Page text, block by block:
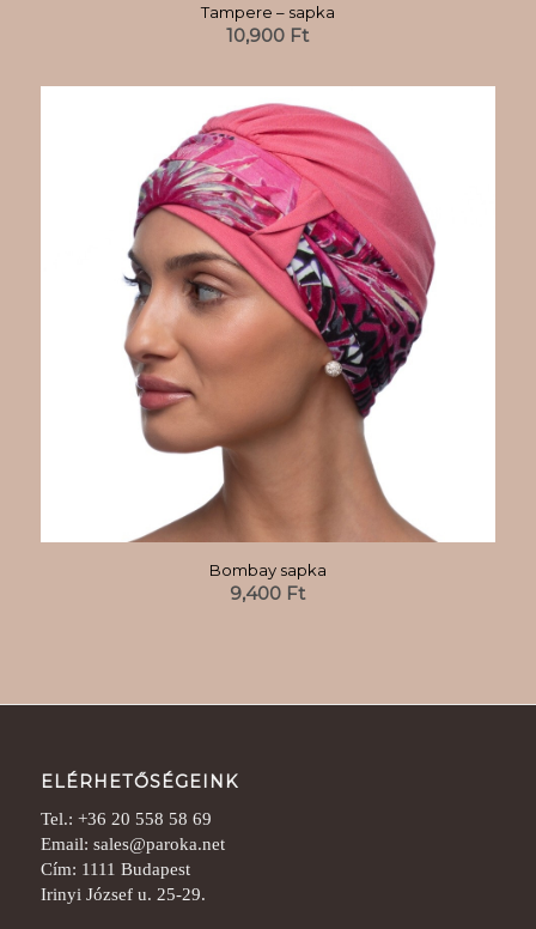
Tampere – sapka
10,900 Ft
Bombay sapka
9,400 Ft
ELÉRHETŐSÉGEINK
Tel.: +36 20 558 58 69
Email: sales@paroka.net
Cím: 1111 Budapest
Irinyi József u. 25-29.